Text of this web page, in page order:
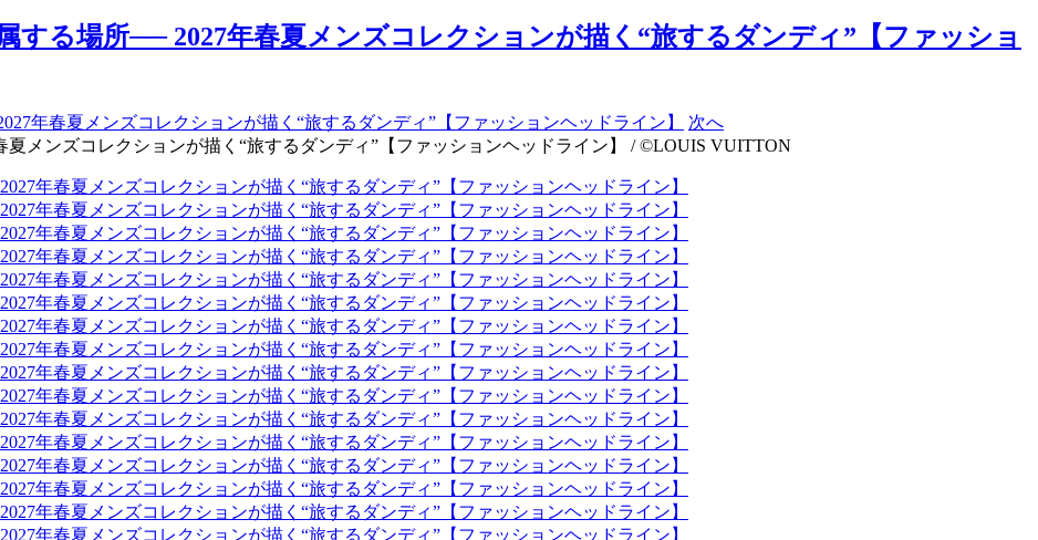
する場所── 2027年春夏メンズコレクションが描く“旅するダンディ”【ファッショ
次へ
メンズコレクションが描く“旅するダンディ”【ファッションヘッドライン】 / ©LOUIS VUITTON